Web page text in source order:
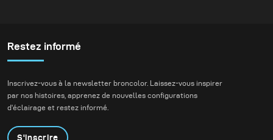
Restez informé
Inscrivez-vous à la newsletter broncolor. Laissez-vous inspirer
par nos histoires, apprenez de nouvelles configurations
d'éclairage et restez informé.
S'inscrire